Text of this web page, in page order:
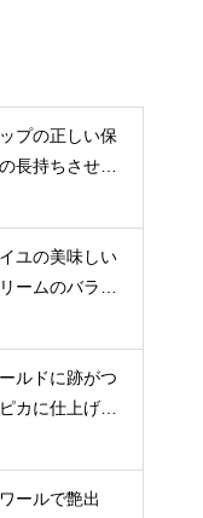
プの正しい保
長持ちさせる
ユの美味しい
ームのバラン
ルドに跡がつ
カに仕上げる
ールで艶出